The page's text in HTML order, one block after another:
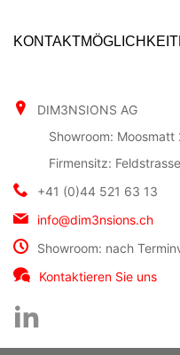
DIM3NSIONS AG
Showroom:
Firmensitz:
+41 (0)44 521 63 13
info@dim3nsions.ch
Showroom: nach
Kontaktieren Sie uns